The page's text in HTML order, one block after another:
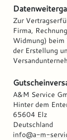
Zur
Firma,
Widmung) beim
der Erstellung
A&M Service
Hinter dem
65604 Elz
Deutschland
info@a-m-